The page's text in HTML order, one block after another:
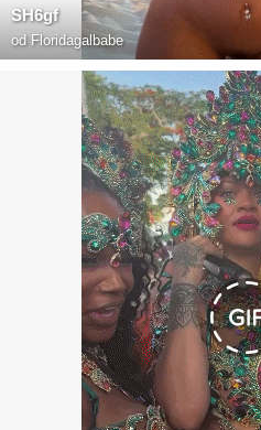
SH6gf
od Floridagalbabe